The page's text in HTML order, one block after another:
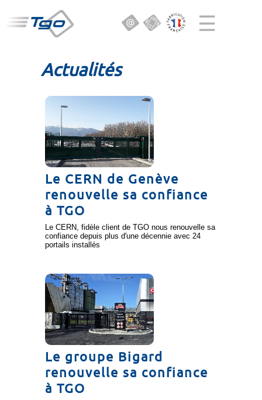
☰
Actualités
Le CERN de Genève
renouvelle sa confiance
à TGO
Le CERN, fidèle client de TGO nous renouvelle sa
confiance depuis plus d'une décennie avec 24
portails installés
Le groupe Bigard
renouvelle sa confiance
à TGO